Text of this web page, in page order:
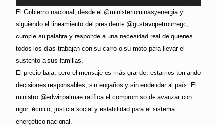
El Gobierno nacional, desde el @ministeriominasyenergia y
siguiendo el lineamiento del presidente @gustavopetrourrego,
cumple su palabra y responde a una necesidad real de quienes
todos los días trabajan con su carro o su moto para llevar el
sustento a sus familias.
El precio baja, pero el mensaje es más grande: estamos tomando
decisiones responsables, sin engaños y sin endeudar al país. El
ministro @edwinpalmae ratifica el compromiso de avanzar con
rigor técnico, justicia social y estabilidad para el sistema
energético nacional.